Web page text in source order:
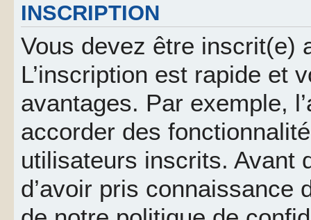
INSCRIPTION
Vous devez être inscrit(e)
L’inscription est rapide et
avantages. Par exemple,
accorder des
utilisateurs inscrits. Avant
d’avoir pris connaissance